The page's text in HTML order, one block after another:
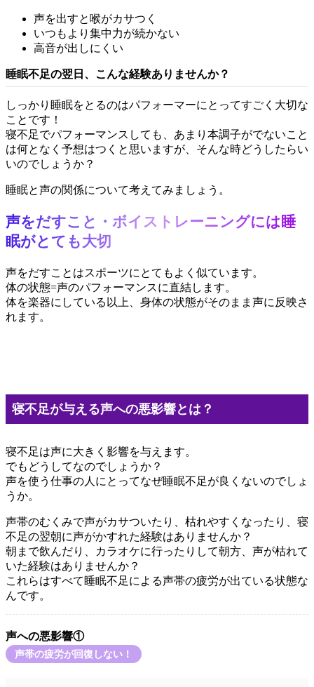
声を出すと喉がカサつく
いつもより集中力が続かない
高音が出しにくい
睡眠不足の翌日、こんな経験ありませんか？
しっかり睡眠をとるのはパフォーマーにとってすごく大切な
ことです！
寝不足でパフォーマンスしても、あまり本調子がでないこと
は何となく予想はつくと思いますが、そんな時どうしたらい
いのでしょうか？
睡眠と声の関係について考えてみましょう。
声をだすこと・ボイストレーニングには睡
眠がとても大切
声をだすことはスポーツにとてもよく似ています。
体の状態=声のパフォーマンスに直結します。
体を楽器にしている以上、身体の状態がそのまま声に反映さ
れます。
寝不足が与える声への悪影響とは？
寝不足は声に大きく影響を与えます。
でもどうしてなのでしょうか？
声を使う仕事の人にとってなぜ睡眠不足が良くないのでしょ
うか。
声帯のむくみで声がカサついたり、枯れやすくなったり、寝
不足の翌朝に声がかすれた経験はありませんか？
朝まで飲んだり、カラオケに行ったりして朝方、声が枯れて
いた経験はありませんか？
これらはすべて睡眠不足による声帯の疲労が出ている状態な
んです。
声への悪影響①
声帯の疲労が回復しない！